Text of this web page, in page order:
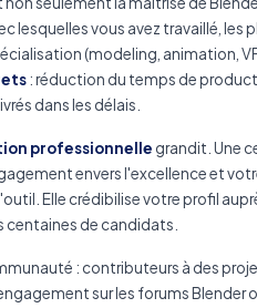
lesquelles vous avez travaillé, les
(modeling, animation,
: réduction du temps de
dans les délais.
professionnelle grandit. Une
envers l'excellence et
Elle crédibilise votre profil
centaines de candidats.
: contributeurs à des
sur les forums Blender